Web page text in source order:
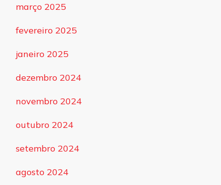
março 2025
fevereiro 2025
janeiro 2025
dezembro 2024
novembro 2024
outubro 2024
setembro 2024
agosto 2024